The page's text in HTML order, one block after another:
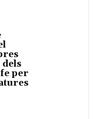
dels
per